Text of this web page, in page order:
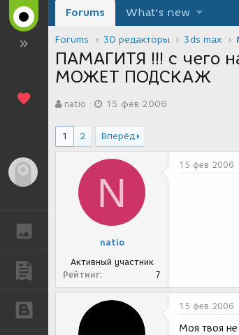
ПУБЛИКАЦИИ
Forums What's new
Forums 3D редакторы 3ds max
ПАМАГИТЯ !!! с чего
МОЖЕТ ПОДСКАЖ
в
о
р
natio
а
а
с
о
д
а
15 фев 2006
1 2 Вперёд
N
natio
Активный участник
Рейтинг
7
15 фев 2006
15 фев 2006
Моя твоя